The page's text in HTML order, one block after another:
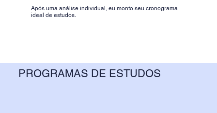
Após uma análise individual, eu monto seu cronograma
ideal de estudos.
PROGRAMAS DE ESTUDOS